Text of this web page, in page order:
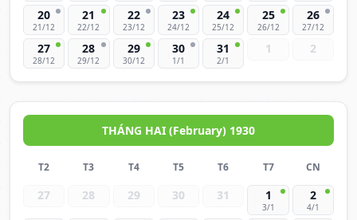
20
21/12
21
22/12
22
23/12
23
24/12
24
25/12
25
26/12
26
27/12
27
28/12
28
29/12
29
30/12
30
1/1
31
2/1
1 2
THÁNG HAI (February) 1930
T2 T3 T4 T5 T6 T7 CN
27 28 29 30 31 1
3/1
2
4/1